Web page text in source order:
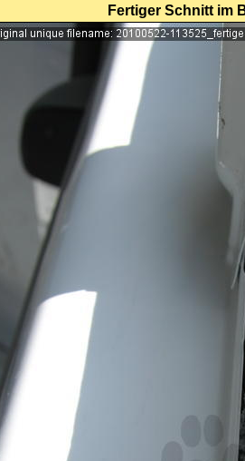
Fertiger Schnitt im